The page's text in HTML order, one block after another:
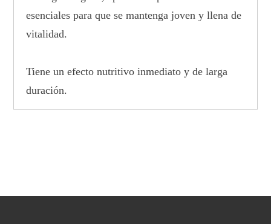
esenciales para que se mantenga joven y llena de
vitalidad.
Tiene un efecto nutritivo inmediato y de larga
duración.